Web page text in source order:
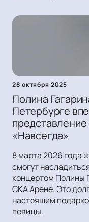
28 октября 2025
Полина
Петербурге
«Навсегда»
8 марта 2026 года
смогут
концертом Полины
СКА Арене. Это
настоящим
певицы.